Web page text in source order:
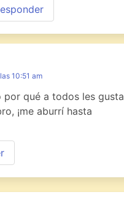
10:51 am
por qué a todos les gusta
¡me aburrí hasta